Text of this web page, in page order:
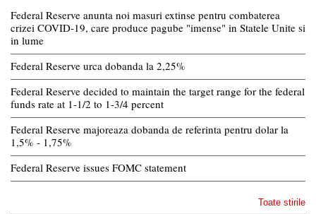
Federal Reserve anunta noi masuri extinse pentru combaterea
crizei COVID-19, care produce pagube "imense" in Statele Unite si
in lume
Federal Reserve urca dobanda la 2,25%
Federal Reserve decided to maintain the target range for the federal
funds rate at 1-1/2 to 1-3/4 percent
Federal Reserve majoreaza dobanda de referinta pentru dolar la
1,5% - 1,75%
Federal Reserve issues FOMC statement
Toate stirile